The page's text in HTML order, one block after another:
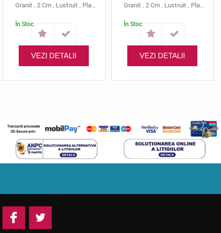
Granit , 2 Cm, Lustruit , Placaj Padang Crystal, 60x20
În Stoc
VEZI DETALII
Granit , 2 Cm, Lustruit , Placaj
În Stoc
VEZI DETALII